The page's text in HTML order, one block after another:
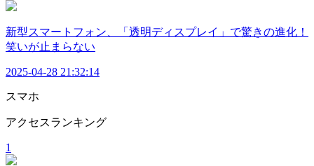
新型スマートフォン、「透明ディスプレイ」で驚きの進化！
笑いが止まらない
2025-04-28 21:32:14
スマホ
アクセスランキング
1